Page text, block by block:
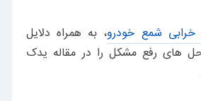
خرابی شمع خودرو، به همراه دلایل
های رفع مشکل را در مقاله یدک